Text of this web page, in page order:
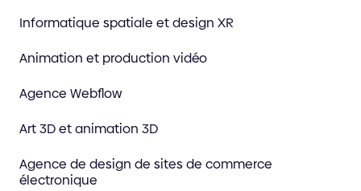
Informatique spatiale et design XR
Animation et production vidéo
Agence Webflow
Art 3D et animation 3D
Agence de design de sites de commerce
électronique